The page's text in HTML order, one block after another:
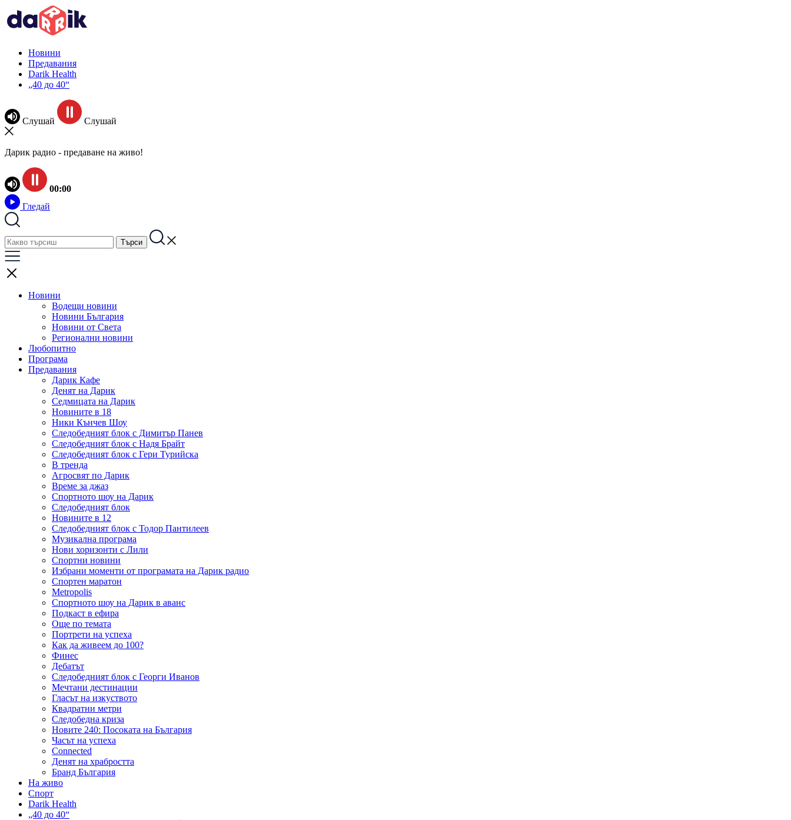
Новини
Предавания
Darik Health
„40 до 40“
Слушай Слушай
Дарик радио - предаване на живо!
00:00
Гледай
Новини
Водещи новини
Новини България
Новини от Света
Регионални новини
Любопитно
Програма
Предавания
Дарик Кафе
Денят на Дарик
Седмицата на Дарик
Новините в 18
Ники Кънчев Шоу
Следобедният блок с Димитър Панев
Следобедният блок с Надя Брайт
Следобедният блок с Гери Турийска
В тренда
Агросвят по Дарик
Време за джаз
Спортното шоу на Дарик
Следобедният блок
Новините в 12
Следобедният блок с Тодор Пантилеев
Музикална програма
Нови хоризонти с Лили
Спортни новини
Избрани моменти от програмата на Дарик радио
Спортен маратон
Metropolis
Спортното шоу на Дарик в аванс
Подкаст в ефира
Още по темата
Портрети на успеха
Как да живеем до 100?
Финес
Дебатът
Следобедният блок с Георги Иванов
Мечтани дестинации
Гласът на изкуството
Квадратни метри
Следобедна криза
Новите 240: Посоката на България
Часът на успеха
Connected
Денят на храбростта
Бранд България
На живо
Спорт
Darik Health
„40 до 40“